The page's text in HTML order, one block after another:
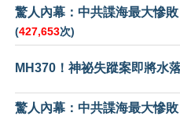
驚人內幕：中共諜海最大慘
(427,653次)
MH370！神祕失蹤案即將水
驚人內幕：中共諜海最大慘